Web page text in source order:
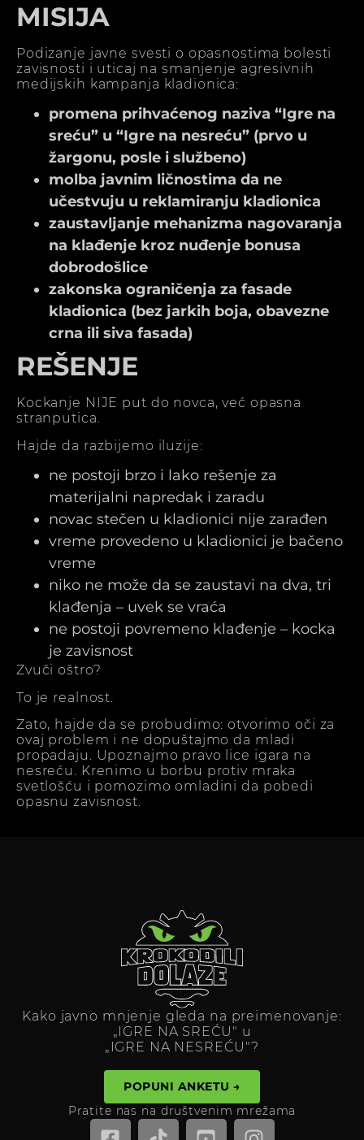
MISIJA
Podizanje javne svesti o opasnostima bolesti
zavisnosti i uticaj na smanjenje agresivnih
medijskih kampanja kladionica:
promena prihvaćenog naziva “Igre na
sreću” u “Igre na nesreću” (prvo u
žargonu, posle i službeno)
molba javnim ličnostima da ne
učestvuju u reklamiranju kladionica
zaustavljanje mehanizma nagovaranja
na klađenje kroz nuđenje bonusa
dobrodošlice
zakonska ograničenja za fasade
kladionica (bez jarkih boja, obavezne
crna ili siva fasada)
REŠENJE
Kockanje NIJE put do novca, već opasna
stranputica.
Hajde da razbijemo iluzije:
ne postoji brzo i lako rešenje za
materijalni napredak i zaradu
novac stečen u kladionici nije zarađen
vreme provedeno u kladionici je bačeno
vreme
niko ne može da se zaustavi na dva, tri
klađenja – uvek se vraća
ne postoji povremeno klađenje – kocka
je zavisnost
Zvuči oštro?
To je realnost.
Zato, hajde da se probudimo: otvorimo oči za
ovaj problem i ne dopuštajmo da mladi
propadaju. Upoznajmo pravo lice igara na
nesreću. Krenimo u borbu protiv mraka
svetlošću i pomozimo omladini da pobedi
opasnu zavisnost.
Kako javno mnjenje gleda na preimenovanje:
„IGRE NA SREĆU" u
„IGRE NA NESREĆU"?
POPUNI ANKETU →
Pratite nas na društvenim mrežama